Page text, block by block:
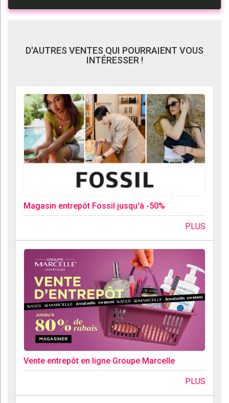
D'AUTRES VENTES QUI POURRAIENT VOUS
INTÉRESSER !
Magasin entrepôt Fossil jusqu'à -50%
PLUS
Vente entrepôt en ligne Groupe Marcelle
PLUS